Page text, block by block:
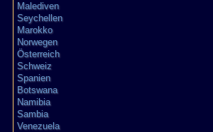
Malediven
Seychellen
Marokko
Norwegen
Österreich
Schweiz
Spanien
Botswana
Namibia
Sambia
Venezuela